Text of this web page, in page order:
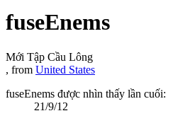
fuseEnems
Mới Tập Cầu Lông
, from United States
fuseEnems được nhìn thấy lần cuối:
21/9/12